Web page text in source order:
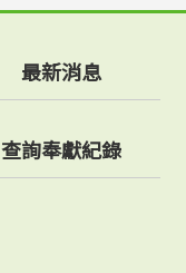
最新消息
查詢奉獻紀錄